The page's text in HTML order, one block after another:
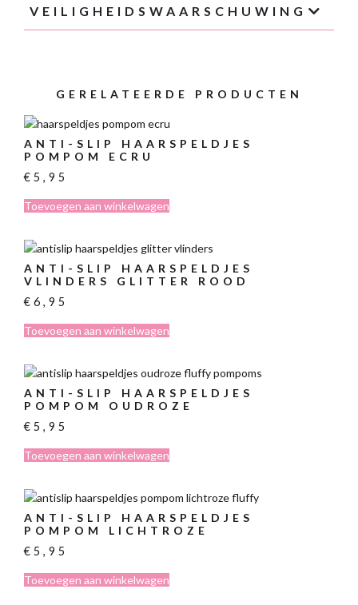
VEILIGHEIDSWAARSCHUWING
GERELATEERDE PRODUCTEN
ANTI-SLIP HAARSPELDJES
POMPOM ECRU
€ 5,95
Toevoegen aan winkelwagen
ANTI-SLIP HAARSPELDJES
VLINDERS GLITTER ROOD
€ 6,95
Toevoegen aan winkelwagen
ANTI-SLIP HAARSPELDJES
POMPOM OUDROZE
€ 5,95
Toevoegen aan winkelwagen
ANTI-SLIP HAARSPELDJES
POMPOM LICHTROZE
€ 5,95
Toevoegen aan winkelwagen